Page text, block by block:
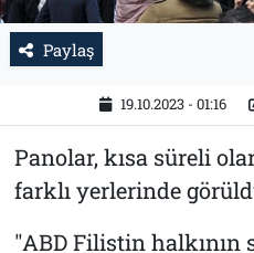
Paylaş
19.10.2023 - 01:16
Panolar, kısa süreli
farklı yerlerinde
"ABD Filistin halkının